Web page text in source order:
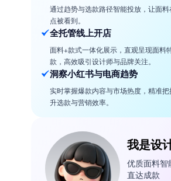
通过趋势与选款路径智能投放，让面
点被看到。
全托管线上开店
面料+款式一体化展示，直观呈现面料
款，高效吸引设计师与品牌关注。
洞察小红书与电商趋势
实时掌握爆款内容与市场热度，精准
升选款与营销效率。
我是设
优质面料智
直达成款